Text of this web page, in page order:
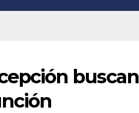
buscan